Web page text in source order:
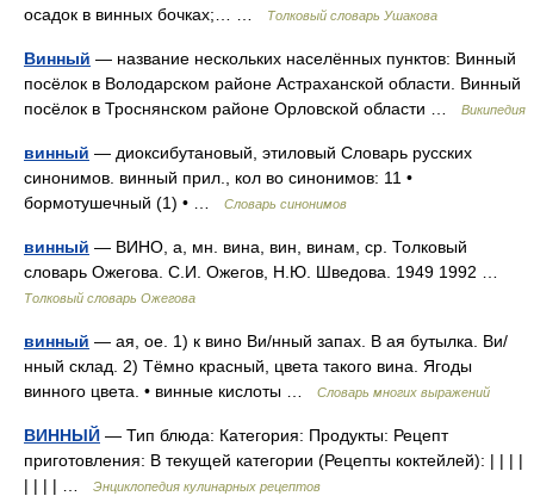
осадок в винных бочках;… …
Толковый словарь Ушакова
Винный — название нескольких населённых пунктов: Винный
посёлок в Володарском районе Астраханской области. Винный
посёлок в Троснянском районе Орловской области …
Википедия
винный — диоксибутановый, этиловый Словарь русских
синонимов. винный прил., кол во синонимов: 11 •
бормотушечный (1) • …
Словарь синонимов
винный — ВИНО, а, мн. вина, вин, винам, ср. Толковый
словарь Ожегова. С.И. Ожегов, Н.Ю. Шведова. 1949 1992 …
Толковый словарь Ожегова
винный — ая, ое. 1) к вино Ви/нный запах. В ая бутылка. Ви/
нный склад. 2) Тёмно красный, цвета такого вина. Ягоды
винного цвета. • винные кислоты …
Словарь многих выражений
ВИННЫЙ — Тип блюда: Категория: Продукты: Рецепт
приготовления: В текущей категории (Рецепты коктейлей): | | | |
| | | | …
Энциклопедия кулинарных рецептов